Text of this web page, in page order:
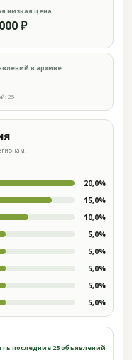
низкая цена
₽
в архиве
25
20,0%
15,0%
10,0%
5,0%
5,0%
5,0%
5,0%
5,0%
последние 25 объявлений